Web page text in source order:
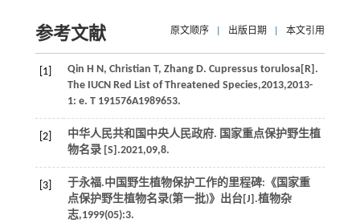
参考文献 原文顺序 出版日期 本文引用
[1] Qin H N, Christian T, Zhang D. Cupressus torulosa[R].
The IUCN Red List of Threatened Species,2013,2013-
1: e. T 191576A1989653.
[2] 中华人民共和国中央人民政府. 国家重点保护野生植
物名录[S].2021,09,8.
[3]
于永福.中国野生植物保护工作的里程碑:《国家重
点保护野生植物名录(第一批)》出台[J].植物杂
志,1999(05):3.